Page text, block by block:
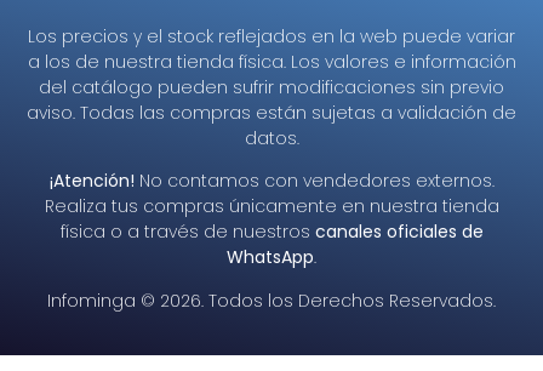
Los precios y el stock reflejados en la web puede variar
a los de nuestra tienda física. Los valores e información
del catálogo pueden sufrir modificaciones sin previo
aviso. Todas las compras están sujetas a validación de
datos.
¡Atención! No contamos con vendedores externos.
Realiza tus compras únicamente en nuestra tienda
física o a través de nuestros canales oficiales de
WhatsApp.
Infominga © 2026. Todos los Derechos Reservados.